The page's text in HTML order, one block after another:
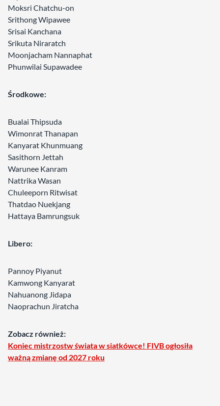
Moksri Chatchu-on
Srithong Wipawee
Srisai Kanchana
Srikuta Niraratch
Moonjacham Nannaphat
Phunwilai Supawadee
Środkowe:
Bualai Thipsuda
Wimonrat Thanapan
Kanyarat Khunmuang
Sasithorn Jettah
Warunee Kanram
Nattrika Wasan
Chuleeporn Ritwisat
Thatdao Nuekjang
Hattaya Bamrungsuk
Libero:
Pannoy Piyanut
Kamwong Kanyarat
Nahuanong Jidapa
Naoprachun Jiratcha
Zobacz również:
Koniec mistrzostw świata w siatkówce! FIVB ogłosiła
ważną zmianę od 2027 roku